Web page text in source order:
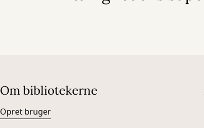
Om bibliotekerne
Opret bruger